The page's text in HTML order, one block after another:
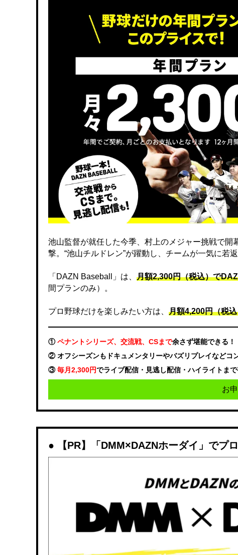
池山監督が就任した今季、村上のメジャー挑戦で
撃。“池山チルドレン”が躍動し、チームが一気に若
「DAZN Baseball」は、 月額2,300円（税込）で
間プランのみ）。
プロ野球だけを楽しみたい方は、 月額4,200円（税
①ペナントシリーズ、交流戦、CSまで余さず堪能できる！
② オフシーズンもドキュメンタリーやバズリプレイなどコ
③毎月2,300円でライブ配信・見逃し配信・ハイライトまで
お
【PR】「DMM×DAZNホーダイ」でプ